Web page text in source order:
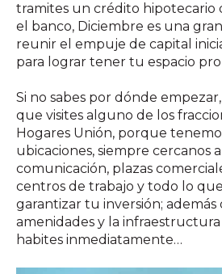
tramites un crédito hipotecario
el banco, Diciembre es una
reunir el empuje de capital
para lograr tener tu espacio
Si no sabes por dónde
que visites alguno de los
Hogares Unión, porque
ubicaciones, siempre cercanos
comunicación, plazas
centros de trabajo y todo lo
garantizar tu inversión; además
amenidades y la
habites inmediatamente…